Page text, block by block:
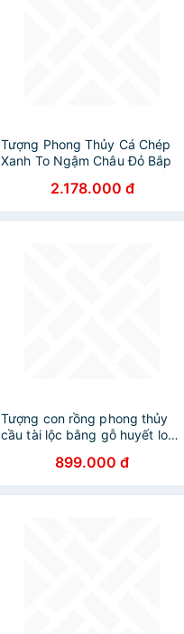
Tượng Phong Thủy Cá Chép
Xanh To Ngậm Châu Đỏ Bắp
Bắp cải tượng trưng cho của
cải thêm 2 cá vàng nhỏ xinh
xinh cóc vàng ngậm tiền Size
2.178.000 đ
Tượng con rồng phong thủy
cầu tài lộc bằng gỗ huyết long
899.000 đ